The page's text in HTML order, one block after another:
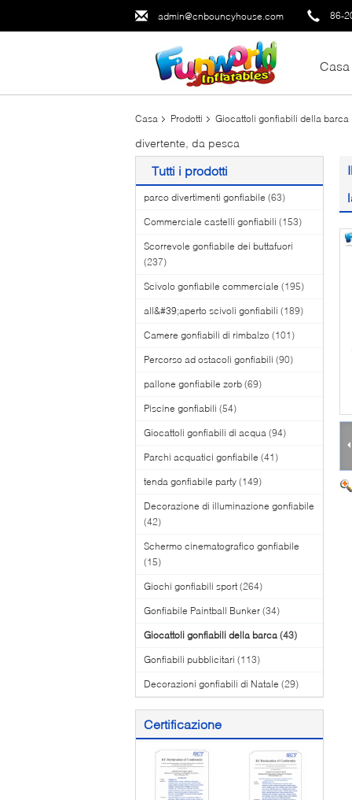
admin@cnbouncyhouse.com 86-
Casa
Casa Prodotti Giocattoli gonfiabili della barca
divertente, da pesca
Tutti i prodotti
parco divertimenti gonfiabile (63)
Commerciale castelli gonfiabili (153)
Scorrevole gonfiabile dei buttafuori
(237)
Scivolo gonfiabile commerciale (195)
all&#39;aperto scivoli gonfiabili (189)
Camere gonfiabili di rimbalzo (101)
Percorso ad ostacoli gonfiabili (90)
pallone gonfiabile zorb (69)
Piscine gonfiabili (54)
Giocattoli gonfiabili di acqua (94)
Parchi acquatici gonfiabile (41)
tenda gonfiabile party (149)
Decorazione di illuminazione gonfiabile
(42)
Schermo cinematografico gonfiabile
(15)
Giochi gonfiabili sport (264)
Gonfiabile Paintball Bunker (34)
Giocattoli gonfiabili della barca (43)
Gonfiabili pubblicitari (113)
Decorazioni gonfiabili di Natale (29)
Certificazione